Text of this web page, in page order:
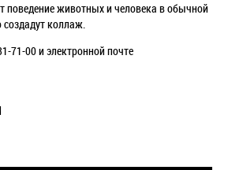
поведение животных и человека в обычной
создадут коллаж.
71-00 и электронной почте